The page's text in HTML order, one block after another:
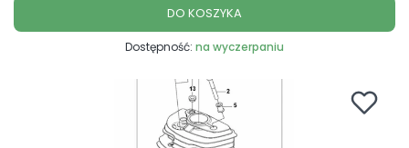
DO KOSZYKA
Dostępność: na wyczerpaniu